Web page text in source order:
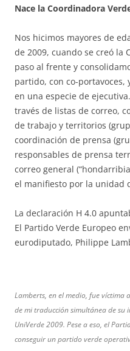
Nace la Coordinadora
Nos hicimos mayores de
de 2009, cuando se creó la
paso al frente y
partido, con co-
en una especie de
través de listas de correo,
de trabajo y territorios
coordinación de prensa
responsables de prensa
correo general
el manifiesto por la unidad
La declaración H 4.0
El Partido Verde Europeo
eurodiputado, Philippe
Lamberts, en el medio, fue víctima
de mi traducción simultánea de
UniVerde 2009. Pese a eso, el
conseguir un partido verde